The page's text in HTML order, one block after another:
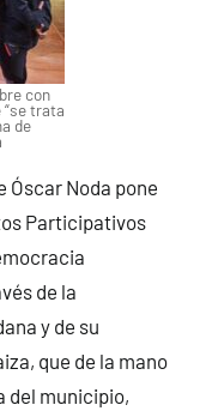
con
trata
de
Óscar Noda pone
Participativos
de la
y de su
que de la mano
del municipio,